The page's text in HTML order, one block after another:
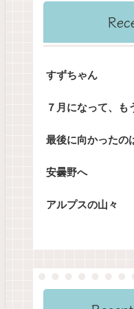
すずちゃん
７月になって、も
最後に向かったの
安曇野へ
アルプスの山々